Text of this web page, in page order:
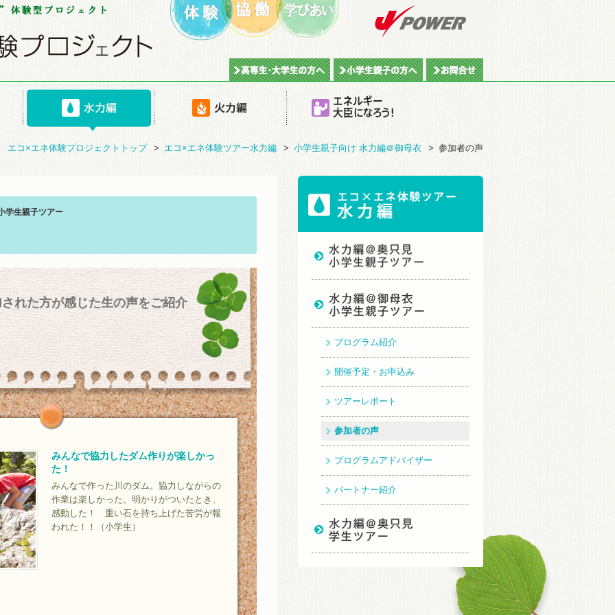
エコ×エネ体験プロジェクトトップ > エコ×エネ体験ツアー水力編 > 小学生親子向け 水力編＠御母衣 > 参加者の声
学生親子ツアー
れた方が感じた生の声をご紹介
みんなで協力したダム作りが楽しかっ
た！
みんなで作った川のダム。協力しながらの
作業は楽しかった。明かりがついたとき、
感動した！ 重い石を持ち上げた苦労が報
われた！！（小学生）
プログラム紹介
開催予定・お申込み
ツアーレポート
参加者の声
プログラムアドバイザー
パートナー紹介